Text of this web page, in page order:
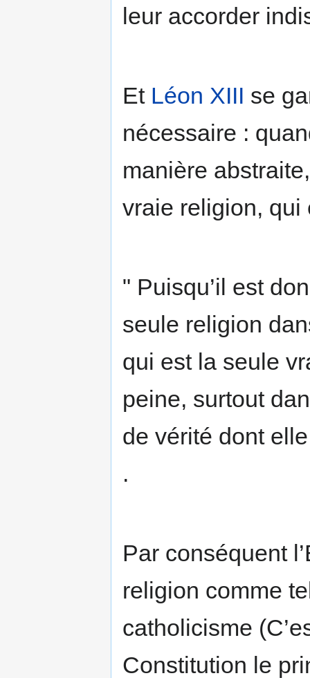
leur accorder
Et Léon XIII se
nécessaire :
manière
vraie religion, qui
" Puisqu’il est
seule religion
qui est la seule
peine, surtout
de vérité dont
.
Par conséquent
religion comme
catholicisme
Constitution le